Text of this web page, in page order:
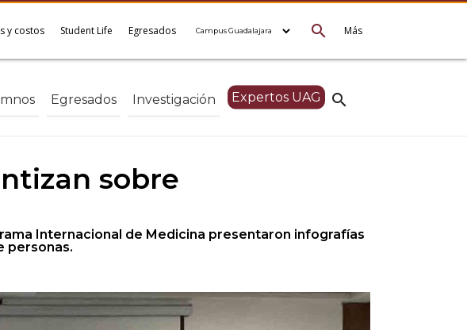
Más
search
y costos Student Life Egresados
search
Egresados Investigación Expertos UAG
sobre
Internacional de Medicina presentaron infografías
personas.